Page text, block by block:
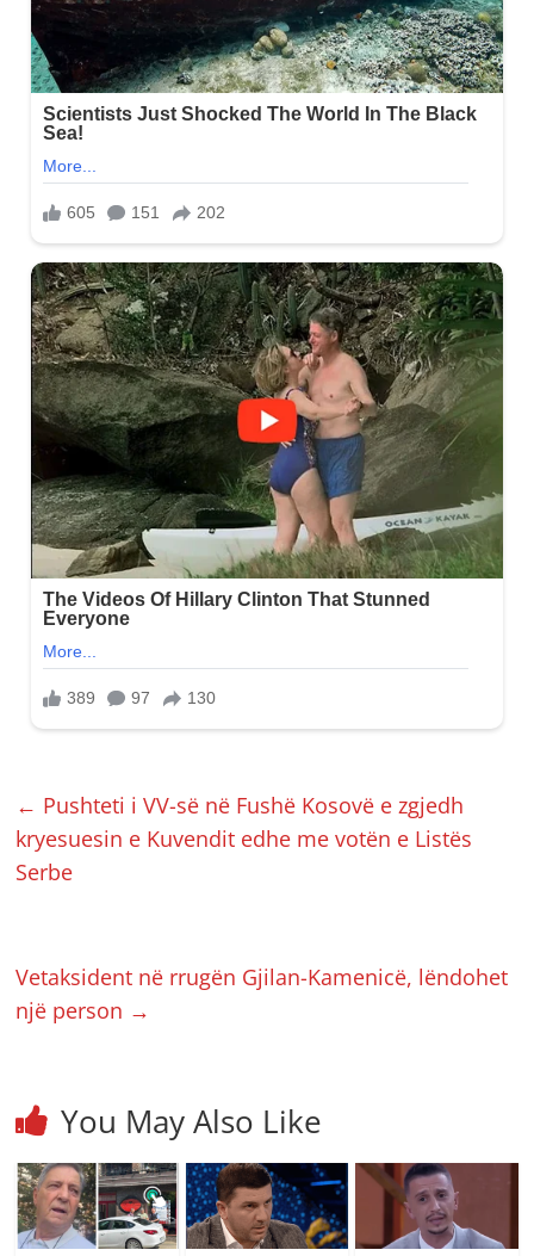
← Pushteti i VV-së në Fushë Kosovë e zgjedh
kryesuesin e Kuvendit edhe me votën e Listës
Serbe
Vetaksident në rrugën Gjilan-Kamenicë, lëndohet
një person →
You May Also Like